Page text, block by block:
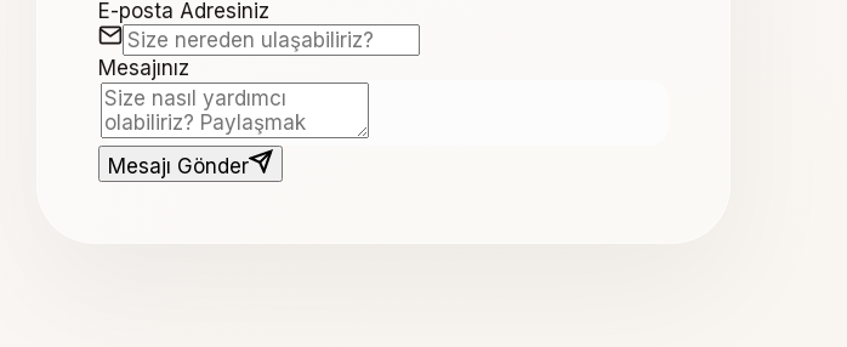
E-posta Adresiniz
Mesajınız
Mesajı Gönder